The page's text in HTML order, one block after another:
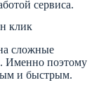
сервиса.
клик
сложные
Именно поэтому
и быстрым.